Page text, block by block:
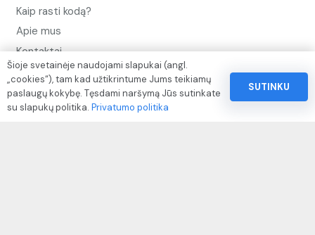
Kaip rasti kodą?
Apie mus
Kontaktai
Privatumo politika
Pinigų ir prekių grąžinimo politika
Šioje svetainėje naudojami slapukai (angl.
„cookies“), tam kad užtikrintume Jums teikiamų
paslaugų kokybę. Tęsdami naršymą Jūs sutinkate
su slapukų politika. Privatumo politika
SUTINKU